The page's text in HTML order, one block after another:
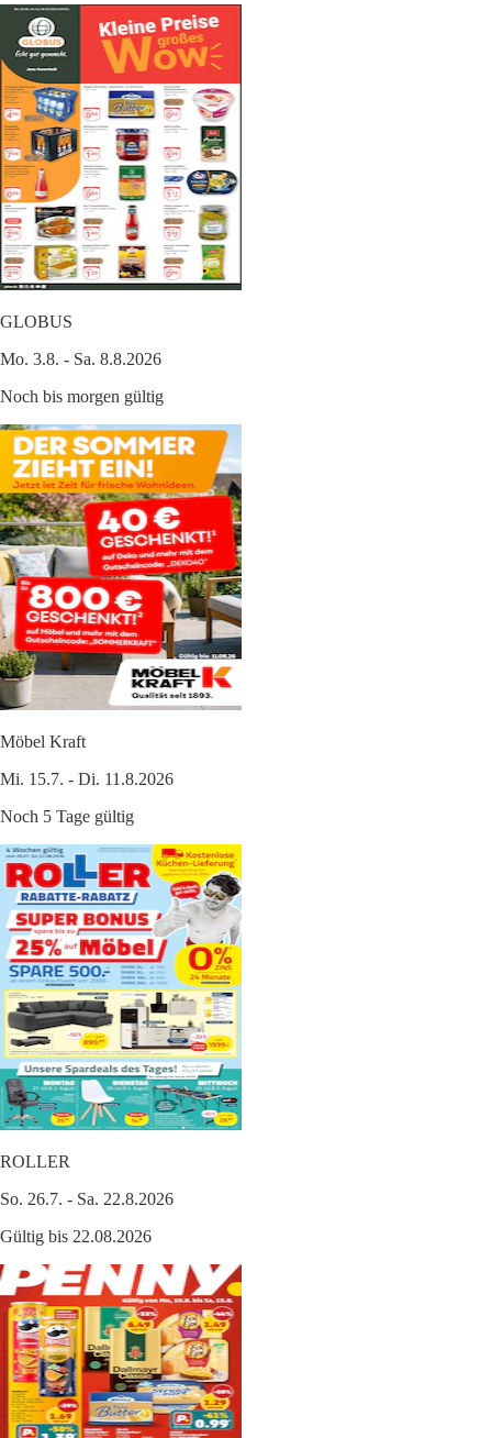
GLOBUS
Mo. 3.8. - Sa. 8.8.2026
Noch bis morgen gültig
Möbel Kraft
Mi. 15.7. - Di. 11.8.2026
Noch 5 Tage gültig
ROLLER
So. 26.7. - Sa. 22.8.2026
Gültig bis 22.08.2026